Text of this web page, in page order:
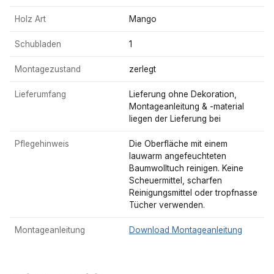
Holz Art Mango
Schubladen 1
Montagezustand zerlegt
Lieferumfang
Lieferung ohne Dekoration,
Montageanleitung & -material
liegen der Lieferung bei
Pflegehinweis
Die Oberfläche mit einem
lauwarm angefeuchteten
Baumwolltuch reinigen. Keine
Scheuermittel, scharfen
Reinigungsmittel oder tropfnasse
Tücher verwenden.
Montageanleitung Download Montageanleitung